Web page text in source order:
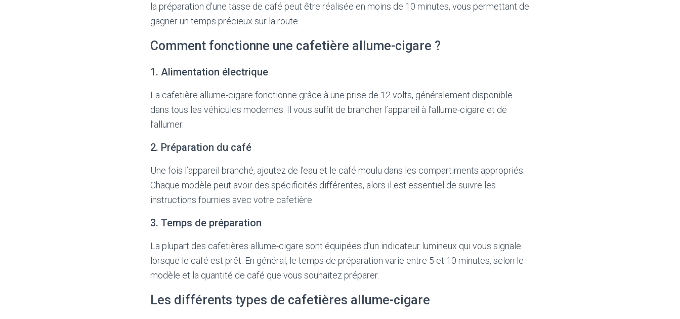
la préparation d’une tasse de café peut être réalisée en moins de 10 minutes, vous permettant de
gagner un temps précieux sur la route.
Comment fonctionne une cafetière allume-cigare ?
1. Alimentation électrique
La cafetière allume-cigare fonctionne grâce à une prise de 12 volts, généralement disponible
dans tous les véhicules modernes. Il vous suffit de brancher l’appareil à l’allume-cigare et de
l’allumer.
2. Préparation du café
Une fois l’appareil branché, ajoutez de l’eau et le café moulu dans les compartiments appropriés.
Chaque modèle peut avoir des spécificités différentes, alors il est essentiel de suivre les
instructions fournies avec votre cafetière.
3. Temps de préparation
La plupart des cafetières allume-cigare sont équipées d’un indicateur lumineux qui vous signale
lorsque le café est prêt. En général, le temps de préparation varie entre 5 et 10 minutes, selon le
modèle et la quantité de café que vous souhaitez préparer.
Les différents types de cafetières allume-cigare